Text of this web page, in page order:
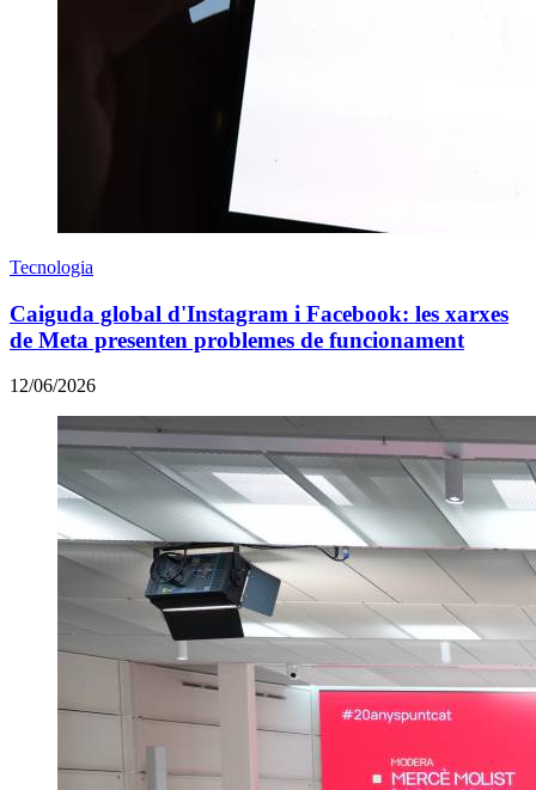
Tecnologia
Caiguda global d'Instagram i Facebook: les xarxes
de Meta presenten problemes de funcionament
12/06/2026